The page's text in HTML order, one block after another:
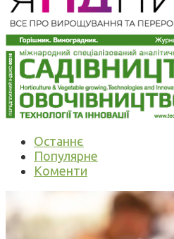
Останнє
Популярне
Коменти